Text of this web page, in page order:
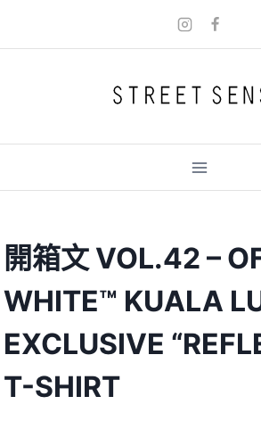
開箱文 VOL.42 –
WHITE™ KUALA
EXCLUSIVE
T-SHIRT